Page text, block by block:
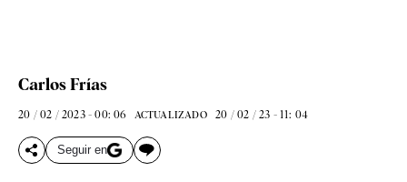
Carlos Frías
20 / 02 / 2023 - 00: 06 ACTUALIZADO 20 / 02 / 23 - 11: 04
Seguir en